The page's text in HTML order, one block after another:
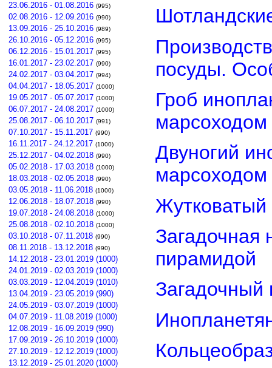
23.06.2016 - 01.08.2016 (995)
02.08.2016 - 12.09.2016 (990)
13.09.2016 - 25.10.2016 (989)
26.10.2016 - 05.12.2016 (995)
06.12.2016 - 15.01.2017 (995)
16.01.2017 - 23.02.2017 (990)
24.02.2017 - 03.04.2017 (994)
04.04.2017 - 18.05.2017 (1000)
19.05.2017 - 05.07.2017 (1000)
06.07.2017 - 24.08.2017 (1000)
25.08.2017 - 06.10.2017 (991)
07.10.2017 - 15.11.2017 (990)
16.11.2017 - 24.12.2017 (1000)
25.12.2017 - 04.02.2018 (990)
05.02.2018 - 17.03.2018 (1000)
18.03.2018 - 02.05.2018 (990)
03.05.2018 - 11.06.2018 (1000)
12.06.2018 - 18.07.2018 (990)
19.07.2018 - 24.08.2018 (1000)
25.08.2018 - 02.10.2018 (1000)
03.10.2018 - 07.11.2018 (990)
08.11.2018 - 13.12.2018 (990)
14.12.2018 - 23.01.2019 (1000)
24.01.2019 - 02.03.2019 (1000)
03.03.2019 - 12.04.2019 (1010)
13.04.2019 - 23.05.2019 (990)
24.05.2019 - 03.07.2019 (1000)
04.07.2019 - 11.08.2019 (1000)
12.08.2019 - 16.09.2019 (990)
17.09.2019 - 26.10.2019 (1000)
27.10.2019 - 12.12.2019 (1000)
13.12.2019 - 25.01.2020 (1000)
посуды.
Гроб
марсоходом
Двуногий
марсоходом
Загадочная
пирамидой